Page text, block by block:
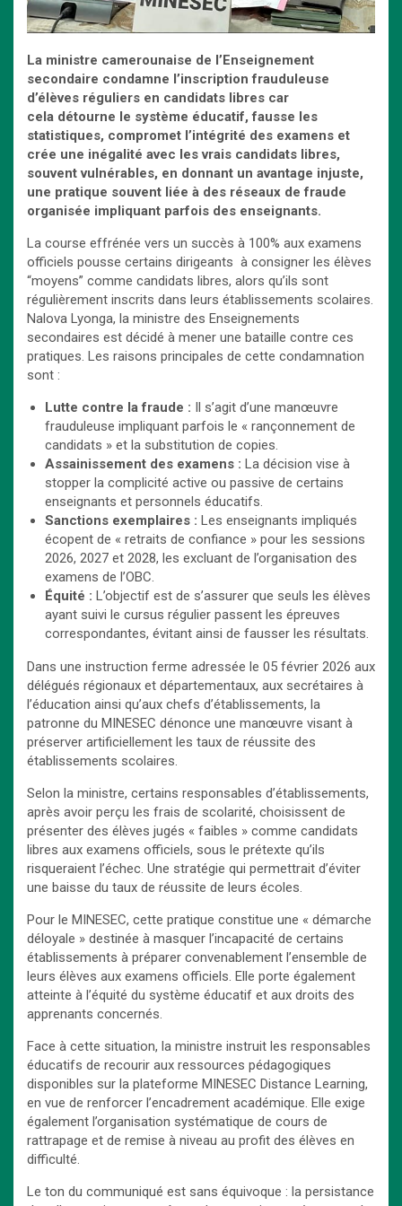
La ministre camerounaise de l’Enseignement
secondaire condamne l’inscription frauduleuse
d’élèves réguliers en candidats libres car
cela détourne le système éducatif, fausse les
statistiques, compromet l’intégrité des examens et
crée une inégalité avec les vrais candidats libres,
souvent vulnérables, en donnant un avantage injuste,
une pratique souvent liée à des réseaux de fraude
organisée impliquant parfois des enseignants.
La course effrénée vers un succès à 100% aux examens
officiels pousse certains dirigeants à consigner les élèves
“moyens” comme candidats libres, alors qu’ils sont
régulièrement inscrits dans leurs établissements scolaires.
Nalova Lyonga, la ministre des Enseignements
secondaires est décidé à mener une bataille contre ces
pratiques. Les raisons principales de cette condamnation
sont :
Lutte contre la fraude : Il s’agit d’une manœuvre
frauduleuse impliquant parfois le « rançonnement de
candidats » et la substitution de copies.
Assainissement des examens : La décision vise à
stopper la complicité active ou passive de certains
enseignants et personnels éducatifs.
Sanctions exemplaires : Les enseignants impliqués
écopent de « retraits de confiance » pour les sessions
2026, 2027 et 2028, les excluant de l’organisation des
examens de l’OBC.
Équité : L’objectif est de s’assurer que seuls les élèves
ayant suivi le cursus régulier passent les épreuves
correspondantes, évitant ainsi de fausser les résultats.
Dans une instruction ferme adressée le 05 février 2026 aux
délégués régionaux et départementaux, aux secrétaires à
l’éducation ainsi qu’aux chefs d’établissements, la
patronne du MINESEC dénonce une manœuvre visant à
préserver artificiellement les taux de réussite des
établissements scolaires.
Selon la ministre, certains responsables d’établissements,
après avoir perçu les frais de scolarité, choisissent de
présenter des élèves jugés « faibles » comme candidats
libres aux examens officiels, sous le prétexte qu’ils
risqueraient l’échec. Une stratégie qui permettrait d’éviter
une baisse du taux de réussite de leurs écoles.
Pour le MINESEC, cette pratique constitue une « démarche
déloyale » destinée à masquer l’incapacité de certains
établissements à préparer convenablement l’ensemble de
leurs élèves aux examens officiels. Elle porte également
atteinte à l’équité du système éducatif et aux droits des
apprenants concernés.
Face à cette situation, la ministre instruit les responsables
éducatifs de recourir aux ressources pédagogiques
disponibles sur la plateforme MINESEC Distance Learning,
en vue de renforcer l’encadrement académique. Elle exige
également l’organisation systématique de cours de
rattrapage et de remise à niveau au profit des élèves en
difficulté.
Le ton du communiqué est sans équivoque : la persistance